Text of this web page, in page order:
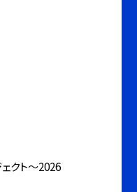
クト～2026